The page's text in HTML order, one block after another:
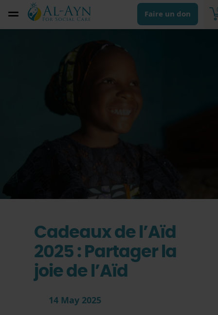
Faire un don
Cadeaux de l’Aïd
2025 : Partager la
joie de l’Aïd
14 May 2025